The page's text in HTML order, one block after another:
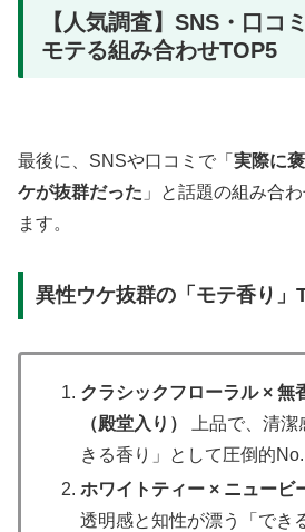
【人気調査】SNS・口コ
モテる組み合わせTOP5
最後に、SNSや口コミで「 実際に
ケが抜群だった 」と話題の組み合
ます。
異性ウケ抜群の「モテ香り」
クラシックフローラル × 無
（殿堂入り）
上品で、清
きる香り」として圧倒的
ホワイトティー × ニュービ
透明感と知性が漂う「でき